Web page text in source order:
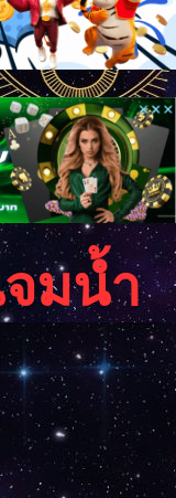
มน้ำ